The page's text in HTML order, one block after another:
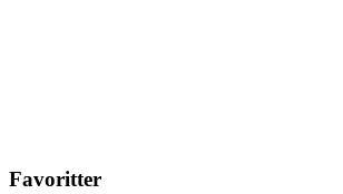
Favoritter